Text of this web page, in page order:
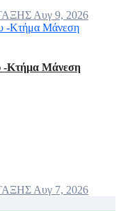
Αυγ 9, 2026
-Κτήμα Μάνεση
Αυγ 7, 2026